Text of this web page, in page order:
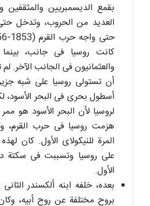
بقمع الدیسمبریین والمثقفین
العدید من الحروب، وتدخل
کانت روسیا فی جانب، بینما
والعثمانیون فی الجانب الآخر.
أن تستولی روسیا على شبه
أسطول بحری فی البحر الأسود،
لروسیا لأن البحر الأسود هو
هزمت روسیا فی حرب القرم،
المرة للنیکولای الأول. کان
على روسیا وتسببت فی سکتة
الأول.
بروح مختلفة عن روح أبیه،